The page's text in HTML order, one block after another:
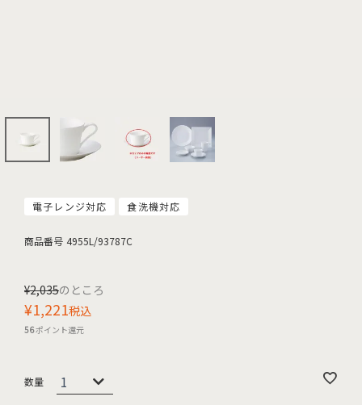
電子レンジ対応 食洗機対応
商品番号 4955L/93787C
¥2,035のところ
¥1,221税込
56ポイント還元